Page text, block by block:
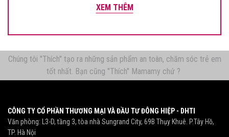
XEM THÊM
Chúng tôi "Thích" tạo ra những sản phẩm an toàn, chăm sóc trẻ em
tốt nhất. Bạn cũng "Thích" Mamamy chứ ?
CÔNG TY CỔ PHẦN THƯƠNG MẠI VÀ ĐẦU TƯ ĐÔNG HIỆP - DHTI
Văn phòng: L3-D, tầng 3, tòa nhà Sungrand City, 69B Thụy Khuê. P.Tây Hồ,
TP. Hà Nội